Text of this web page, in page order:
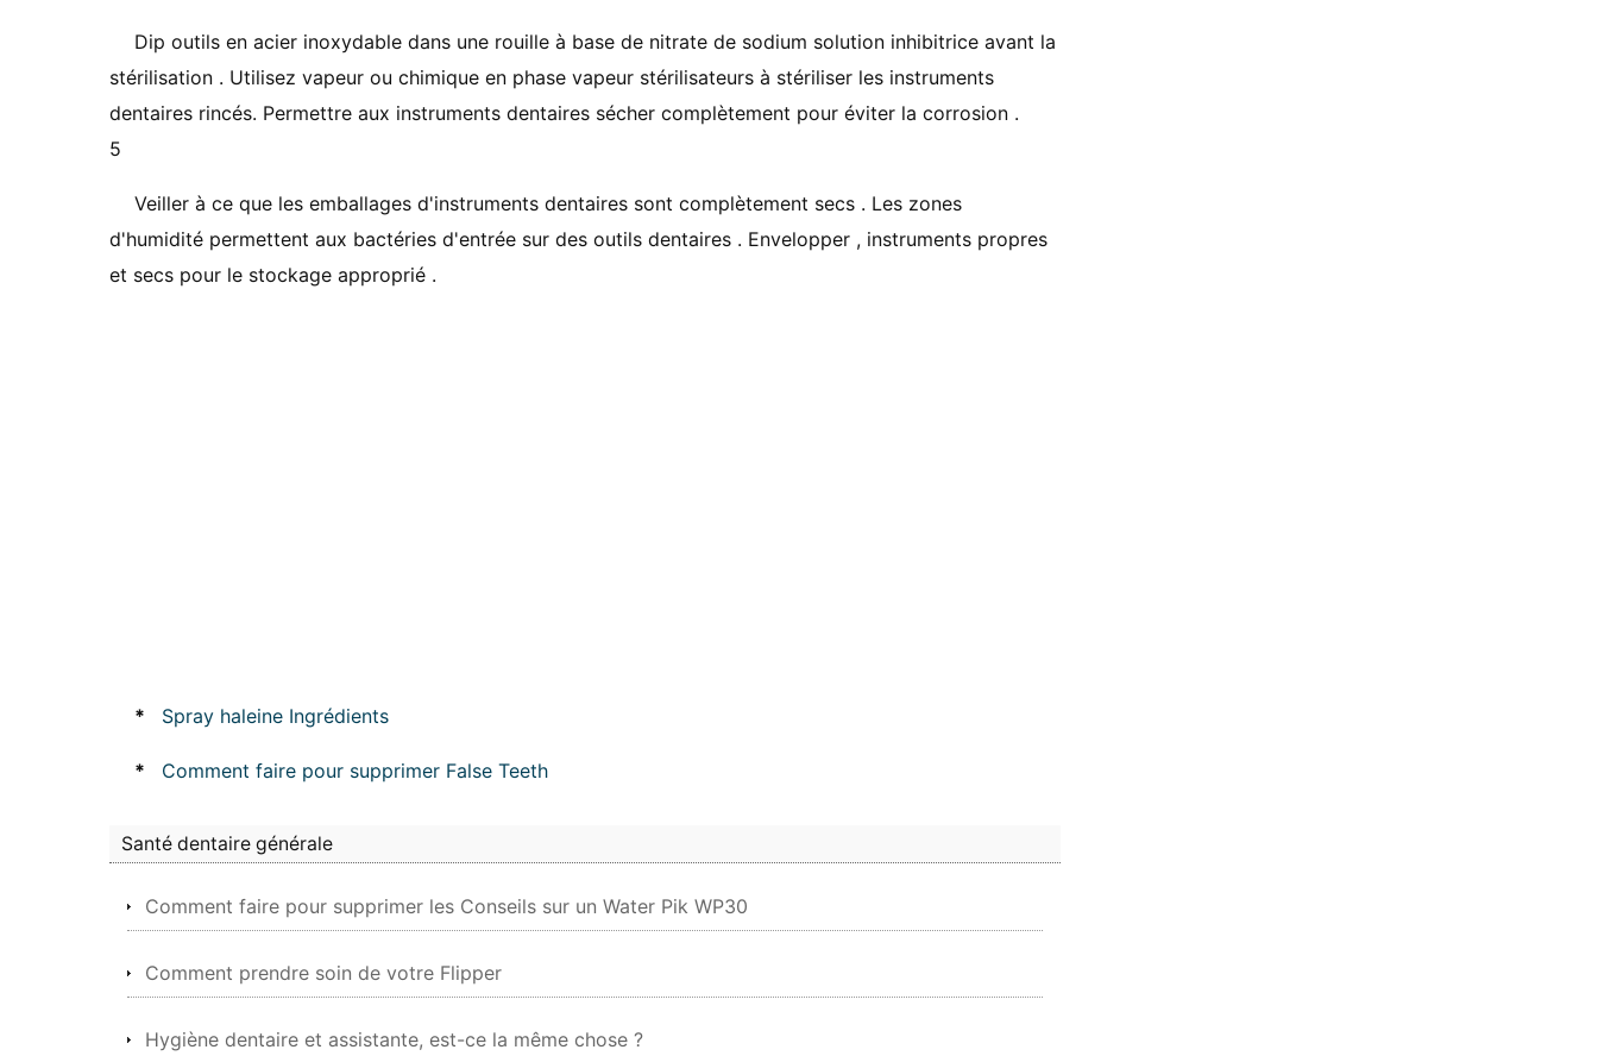
Dip outils en acier inoxydable dans une rouille à base de nitrate de sodium solution inhibitrice avant la
stérilisation . Utilisez vapeur ou chimique en phase vapeur stérilisateurs à stériliser les instruments
dentaires rincés. Permettre aux instruments dentaires sécher complètement pour éviter la corrosion .
5
Veiller à ce que les emballages d'instruments dentaires sont complètement secs . Les zones
d'humidité permettent aux bactéries d'entrée sur des outils dentaires . Envelopper , instruments propres
et secs pour le stockage approprié .
* Spray haleine Ingrédients
* Comment faire pour supprimer False Teeth
Santé dentaire générale
Comment faire pour supprimer les Conseils sur un Water Pik WP30
Comment prendre soin de votre Flipper
Hygiène dentaire et assistante, est-ce la même chose ?